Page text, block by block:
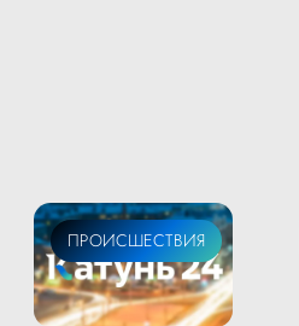
ПРОИСШЕСТВИЯ